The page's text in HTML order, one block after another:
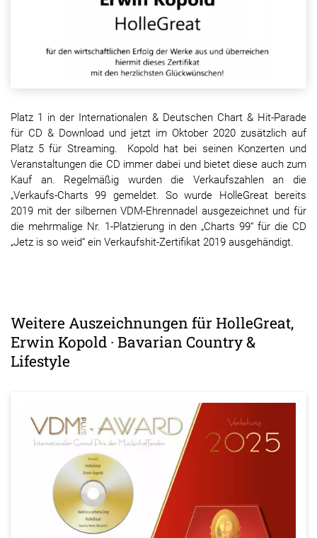
Platz 1 in der Internationalen & Deutschen Chart & Hit-Parade
für CD & Download und jetzt im Oktober 2020 zusätzlich auf
Platz 5 für Streaming. Kopold hat bei seinen Konzerten und
Veranstaltungen die CD immer dabei und bietet diese auch zum
Kauf an. Regelmäßig wurden die Verkaufszahlen an die
„Verkaufs-Charts 99 gemeldet. So wurde HolleGreat bereits
2019 mit der silbernen VDM-Ehrennadel ausgezeichnet und für
die mehrmalige Nr. 1-Platzierung in den „Charts 99“ für die CD
„Jetz is so weid“ ein Verkaufshit-Zertifikat 2019 ausgehändigt.
Weitere Auszeichnungen für HolleGreat,
Erwin Kopold · Bavarian Country &
Lifestyle